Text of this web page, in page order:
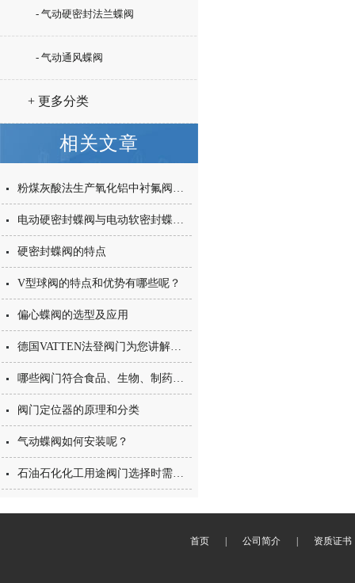
- 气动硬密封法兰蝶阀
- 气动通风蝶阀
+ 更多分类
相关文章
粉煤灰酸法生产氧化铝中衬氟阀门和陶瓷阀的应用探讨
电动硬密封蝶阀与电动软密封蝶阀的区别在哪里？
硬密封蝶阀的特点
V型球阀的特点和优势有哪些呢？
偏心蝶阀的选型及应用
德国VATTEN法登阀门为您讲解气动塑料蝶阀分类及选用
哪些阀门符合食品、生物、制药行业中卫生级阀门的要求？
阀门定位器的原理和分类
气动蝶阀如何安装呢？
石油石化化工用途阀门选择时需要考虑的因素
首页 公司简介 资质证书